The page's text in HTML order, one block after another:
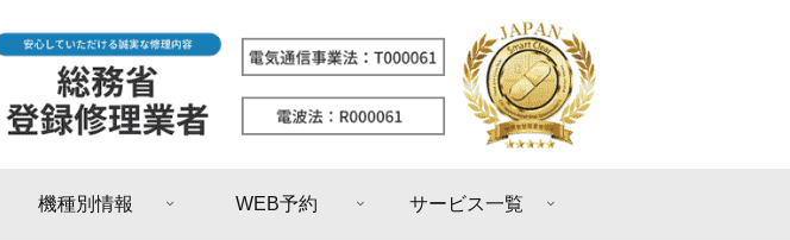
機種別情報 WEB予約 サービス一覧